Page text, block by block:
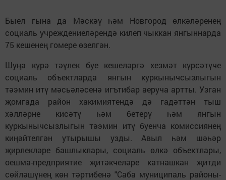
Быел гына да Мәскәү һәм Новгород өлкәләренең
социаль учреждениеләрендә ки­леп чыккан янгыннарда
75 кешенең гомере өзел­гән.
Шуңа күрә тәүлек буе кешеләргә хезмәт күрсәтүче
социаль объектларда янгын куркынычсызлыгын
тәэмин итү мәсьәләсенә игътибар аеруча артты. Узган
җомгада район хакимиятендә дә гадәттән тыш
хәлләрне кисәтү һәм бетерү һәм янгын
куркынычсызлыгын тәэмин итү буенча комиссиянең
киңәйтелгән утырышы узды. Авыл һәм шәһәр
җирлекләре башлыклары, социаль өлкә объектлары,
оешма-предприятие җитәкчеләре катнашкан җитди
сөйләшүнең көн тәртибенә "Саба му­ниципаль районы­